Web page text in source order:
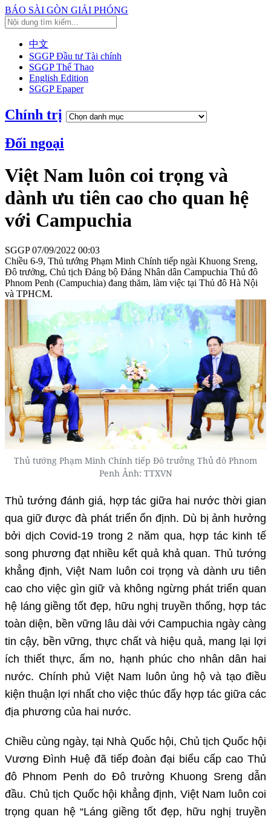
BÁO SÀI GÒN GIẢI PHÓNG
中文
SGGP Đầu tư Tài chính
SGGP Thể Thao
English Edition
SGGP Epaper
Chính trị
Đối ngoại
Việt Nam luôn coi trọng và
dành ưu tiên cao cho quan hệ
với Campuchia
SGGP07/09/2022 00:03
Chiều 6-9, Thủ tướng Phạm Minh Chính tiếp ngài Khuong Sreng,
Đô trưởng, Chủ tịch Đảng bộ Đảng Nhân dân Campuchia Thủ đô
Phnom Penh (Campuchia) đang thăm, làm việc tại Thủ đô Hà Nội
và TPHCM.
Thủ tướng Phạm Minh Chính tiếp Đô trưởng Thủ đô Phnom
Penh Ảnh: TTXVN
Thủ tướng đánh giá, hợp tác giữa hai nước thời gian
qua giữ được đà phát triển ổn định. Dù bị ảnh hưởng
bởi dịch Covid-19 trong 2 năm qua, hợp tác kinh tế
song phương đạt nhiều kết quả khả quan. Thủ tướng
khẳng định, Việt Nam luôn coi trọng và dành ưu tiên
cao cho việc gìn giữ và không ngừng phát triển quan
hệ láng giềng tốt đẹp, hữu nghị truyền thống, hợp tác
toàn diện, bền vững lâu dài với Campuchia ngày càng
tin cậy, bền vững, thực chất và hiệu quả, mang lại lợi
ích thiết thực, ấm no, hạnh phúc cho nhân dân hai
nước. Chính phủ Việt Nam luôn ủng hộ và tạo điều
kiện thuận lợi nhất cho việc thúc đẩy hợp tác giữa các
địa phương của hai nước.
Chiều cùng ngày, tại Nhà Quốc hội, Chủ tịch Quốc hội
Vương Đình Huệ đã tiếp đoàn đại biểu cấp cao Thủ
đô Phnom Penh do Đô trưởng Khuong Sreng dẫn
đầu. Chủ tịch Quốc hội khẳng định, Việt Nam luôn coi
trọng quan hệ “Láng giềng tốt đẹp, hữu nghị truyền